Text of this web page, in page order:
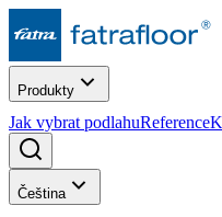
Produkty
Jak vybrat podlahuReference
Čeština